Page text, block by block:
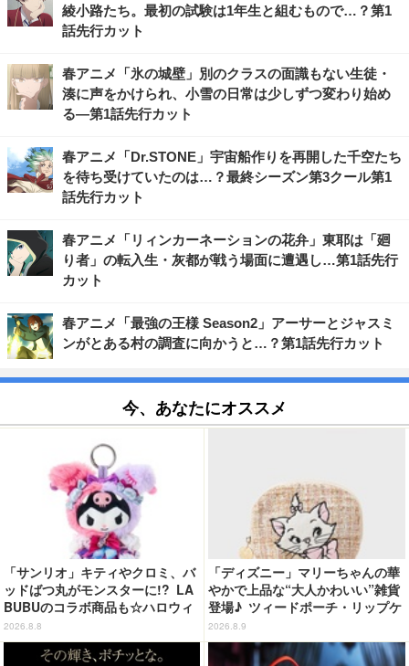
綾小路たち。最初の試験は1年生と組むもので…？第1
話先行カット
春アニメ「氷の城壁」別のクラスの面識もない生徒・
湊に声をかけられ、小雪の日常は少しずつ変わり始め
る―第1話先行カット
春アニメ「Dr.STONE」宇宙船作りを再開した千空たち
を待ち受けていたのは…？最終シーズン第3クール第1
話先行カット
春アニメ「リィンカーネーションの花弁」東耶は「廻
り者」の転入生・灰都が戦う場面に遭遇し…第1話先行
カット
春アニメ「最強の王様 Season2」アーサーとジャスミ
ンがとある村の調査に向かうと…？第1話先行カット
今、あなたにオススメ
「サンリオ」キティやクロミ、バ
ッドばつ丸がモンスターに!? LA
BUBUのコラボ商品も☆ハロウィ
ーングッズ情報が到着【サンリオ
ピューロランド】
2026.8.8
「ディズニー」マリーちゃんの華
やかで上品な“大人かわいい”雑貨
登場♪ ツィードポーチ・リップケ
ース・トート
2026.8.9